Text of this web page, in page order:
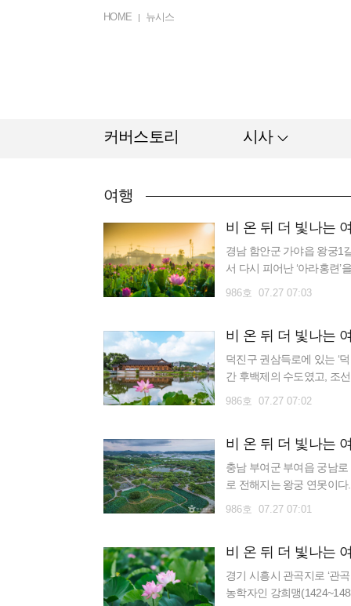
HOME 뉴시스
커버스토리 시사
여행
비 온 뒤 더 빛나는
경남 함안군 가야읍 왕궁1
서 다시 피어난 ‘아라홍련
986호 07.27 07:03
비 온 뒤 더 빛나는
덕진구 권삼득로에 있는 ‘
간 후백제의 수도였고, 조
986호 07.27 07:02
비 온 뒤 더 빛나는
충남 부여군 부여읍 궁남로
로 전해지는 왕궁 연못이
986호 07.27 07:01
비 온 뒤 더 빛나는
경기 시흥시 관곡지로 ‘관
농학자인 강희맹